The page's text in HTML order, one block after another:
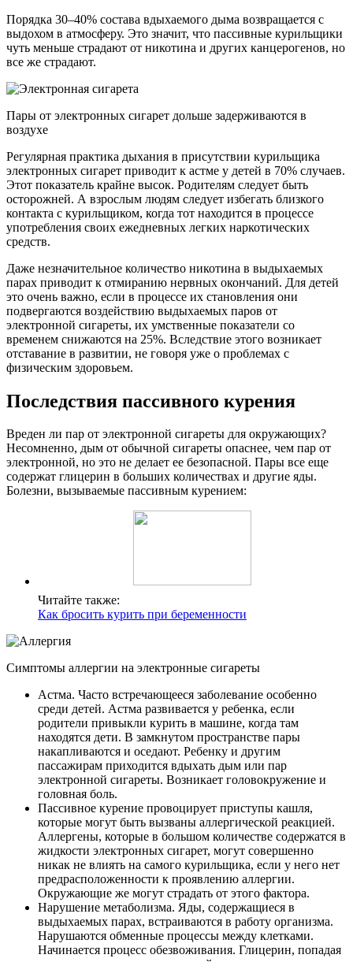
Порядка 30–40% состава вдыхаемого дыма возвращается с
выдохом в атмосферу. Это значит, что пассивные курильщики
чуть меньше страдают от никотина и других канцерогенов, но
все же страдают.
Пары от электронных сигарет дольше задерживаются в
воздухе
Регулярная практика дыхания в присутствии курильщика
электронных сигарет приводит к астме у детей в 70% случаев.
Этот показатель крайне высок. Родителям следует быть
осторожней. А взрослым людям следует избегать близкого
контакта с курильщиком, когда тот находится в процессе
употребления своих ежедневных легких наркотических
средств.
Даже незначительное количество никотина в выдыхаемых
парах приводит к отмиранию нервных окончаний. Для детей
это очень важно, если в процессе их становления они
подвергаются воздействию выдыхаемых паров от
электронной сигареты, их умственные показатели со
временем снижаются на 25%. Вследствие этого возникает
отставание в развитии, не говоря уже о проблемах с
физическим здоровьем.
Последствия пассивного курения
Вреден ли пар от электронной сигареты для окружающих?
Несомненно, дым от обычной сигареты опаснее, чем пар от
электронной, но это не делает ее безопасной. Пары все еще
содержат глицерин в больших количествах и другие яды.
Болезни, вызываемые пассивным курением:
Читайте также:
Как бросить курить при беременности
Симптомы аллергии на электронные сигареты
Астма. Часто встречающееся заболевание особенно
среди детей. Астма развивается у ребенка, если
родители привыкли курить в машине, когда там
находятся дети. В замкнутом пространстве пары
накапливаются и оседают. Ребенку и другим
пассажирам приходится вдыхать дым или пар
электронной сигареты. Возникает головокружение и
головная боль.
Пассивное курение провоцирует приступы кашля,
которые могут быть вызваны аллергической реакцией.
Аллергены, которые в большом количестве содержатся в
жидкости электронных сигарет, могут совершенно
никак не влиять на самого курильщика, если у него нет
предрасположенности к проявлению аллергии.
Окружающие же могут страдать от этого фактора.
Нарушение метаболизма. Яды, содержащиеся в
выдыхаемых парах, встраиваются в работу организма.
Нарушаются обменные процессы между клетками.
Начинается процесс обезвоживания. Глицерин, попадая